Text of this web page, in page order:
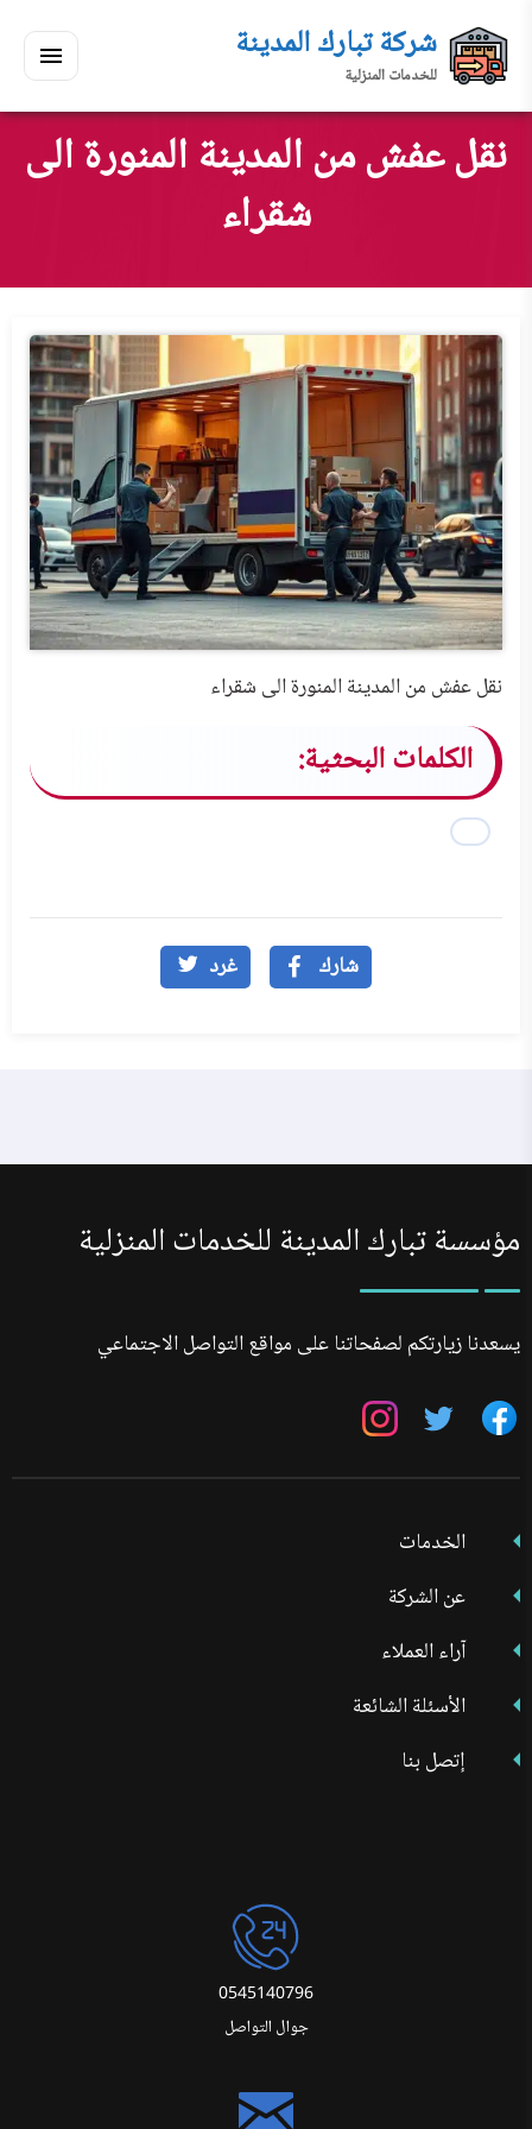
إلى
المحتوى
القائمة
شركة تبارك المدينة
للخدمات المنزلية
ابحث
في
مسكنك
ابحث
نقل عفش من المدينة المنورة الى
شقراء
نقل عفش من المدينة المنورة الى شقراء
الكلمات البحثية:
شارك غرد
مؤسسة تبارك المدينة للخدمات المنزلية
يسعدنا زيارتكم لصفحاتنا على مواقع التواصل الاجتماعي
تابعنا
فيسبوك
تابعنا
على
تويتر
تابعنا
انستجرام
الخدمات
عن الشركة
آراء العملاء
الأسئلة الشائعة
إتصل بنا
0545140796
جوال التواصل